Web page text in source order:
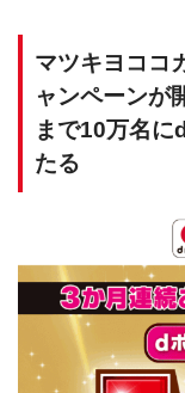
マツキヨココ
ャンペーンが
まで10万名に
たる